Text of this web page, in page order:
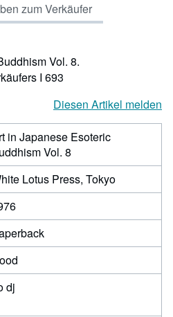
5
Sternen
zum Verkäufer
Vol. 8.
I 693
Diesen Artikel melden
in Japanese Esoteric
Vol. 8
Lotus Press, Tokyo
dj